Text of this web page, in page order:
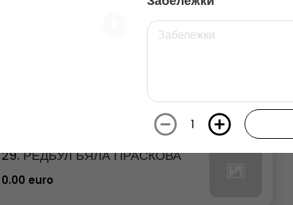
29. РЕДБУЛ БЯЛА ПРАСКОВА
0.00 euro
1